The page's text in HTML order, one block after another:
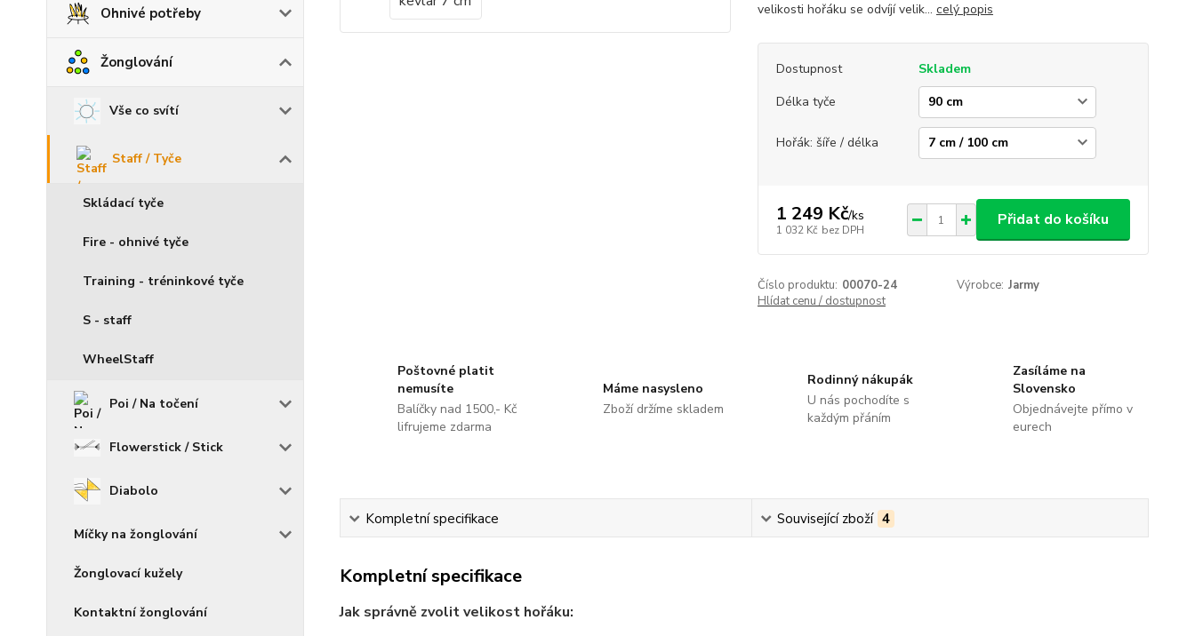
Ohnivé potřeby
Žonglování
Vše co svítí
Staff / Tyče
Skládací tyče
Fire - ohnivé tyče
Training - tréninkové tyče
S - staff
WheelStaff
Poi / Na točení
Flowerstick / Stick
Diabolo
Míčky na žonglování
Žonglovací kužely
Kontaktní žonglování
velikosti hořáku se odvíjí velik... celý popis
Dostupnost
Skladem
Délka tyče
Hořák: šíře / délka
1 249 Kč/ks
1 032 Kč bez DPH
Přidat do košíku
Číslo produktu: 00070-24 Výrobce: Jarmy
Hlídat cenu / dostupnost
Poštovné platit
nemusíte
Balíčky nad 1500,- Kč
lifrujeme zdarma
Máme nasysleno
Zboží držíme skladem
Rodinný nákupák
U nás pochodíte s
každým přáním
Zasíláme na
Slovensko
Objednávejte přímo v
eurech
Kompletní specifikace Související zboží 4
Kompletní specifikace
Jak správně zvolit velikost hořáku: